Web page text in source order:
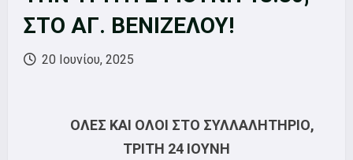
ΣΤΟ ΑΓ. ΒΕΝΙΖΕΛΟΥ!
20 Ιουνίου, 2025
ΟΛΕΣ ΚΑΙ ΟΛΟΙ ΣΤΟ ΣΥΛΛΑΛΗΤΗΡΙΟ,
ΤΡΙΤΗ 24 ΙΟΥΝΗ